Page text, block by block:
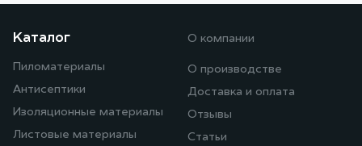
Каталог
Пиломатериалы
Антисептики
Изоляционные материалы
Листовые материалы
О компании
О производстве
Доставка и оплата
Отзывы
Статьи